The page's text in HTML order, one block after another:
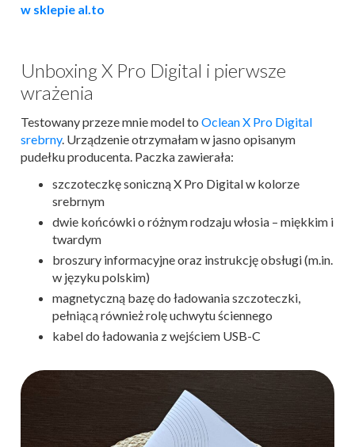
w sklepie al.to
Unboxing X Pro Digital i pierwsze
wrażenia
Testowany przeze mnie model to Oclean X Pro Digital
srebrny. Urządzenie otrzymałam w jasno opisanym
pudełku producenta. Paczka zawierała:
szczoteczkę soniczną X Pro Digital w kolorze
srebrnym
dwie końcówki o różnym rodzaju włosia – miękkim i
twardym
broszury informacyjne oraz instrukcję obsługi (m.in.
w języku polskim)
magnetyczną bazę do ładowania szczoteczki,
pełniącą również rolę uchwytu ściennego
kabel do ładowania z wejściem USB-C